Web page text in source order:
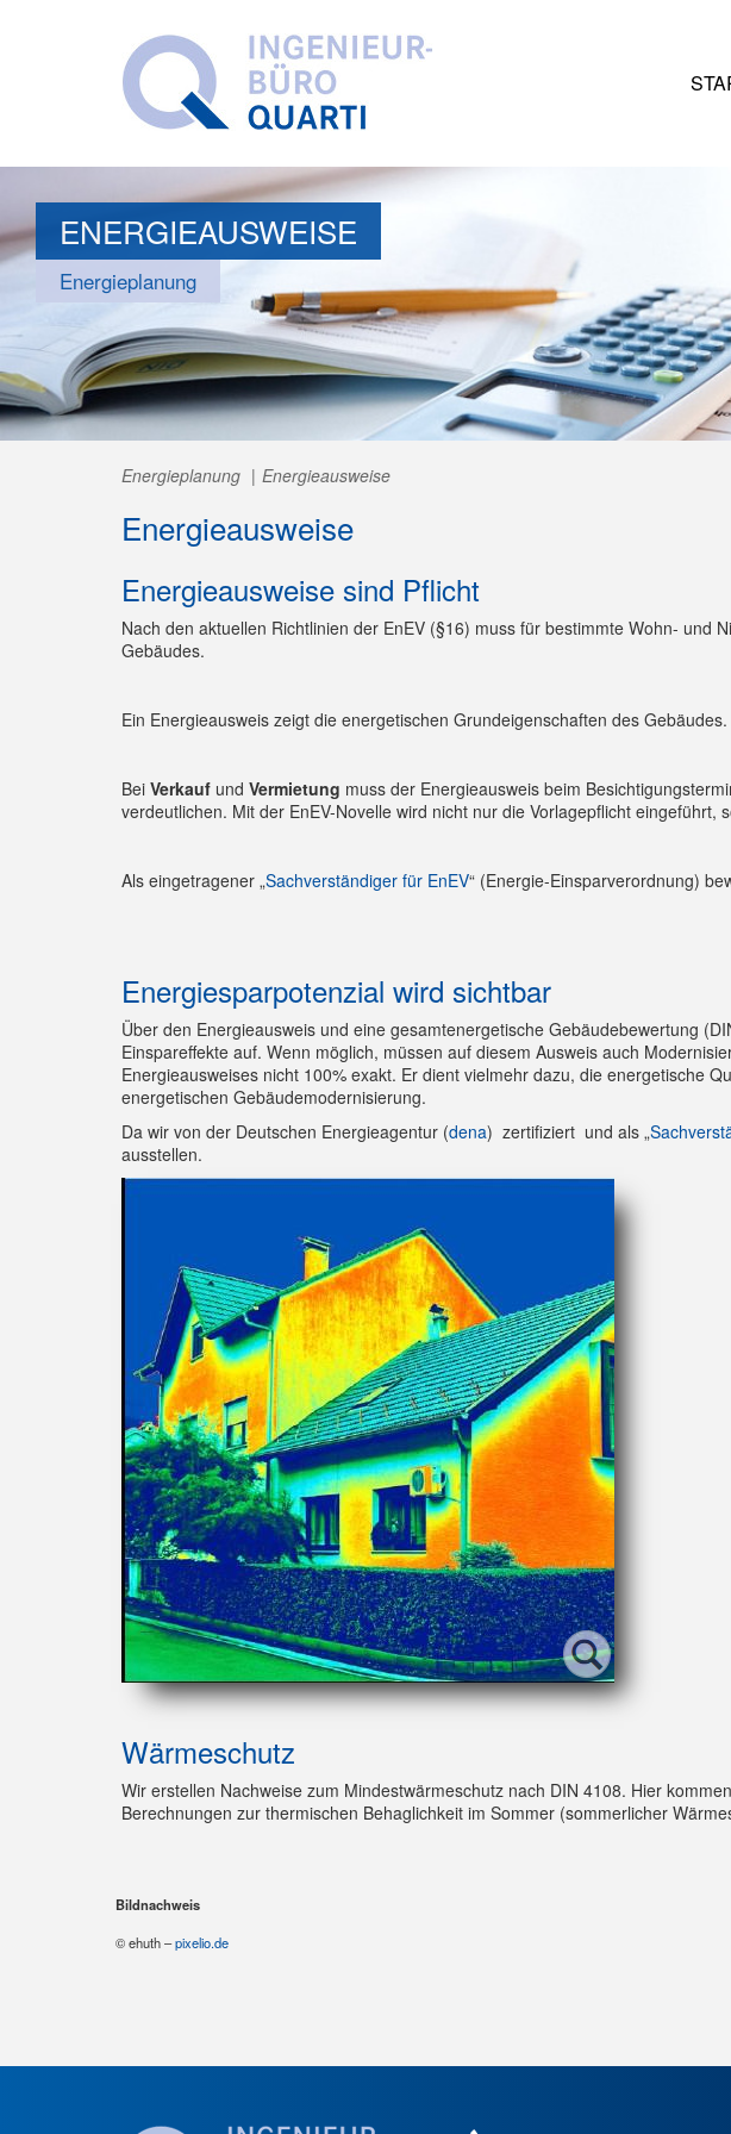
ENERGIEAUSWEISE
Energieplanung
Energieplanung Energieausweise
Energieausweise
Energieausweise sind Pflicht
Nach den aktuellen Richtlinien der EnEV (§16) muss für bestimmte Wohn- und
Gebäudes.
Ein Energieausweis zeigt die energetischen Grundeigenschaften des
Bei Verkauf und Vermietung muss der Energieausweis beim
verdeutlichen. Mit der EnEV-Novelle wird nicht nur die Vorlagepflicht eingeführt,
Als eingetragener „Sachverständiger für EnEV“ (Energie-Einsparverordnung)
Energiesparpotenzial wird sichtbar
Über den Energieausweis und eine gesamtenergetische Gebäudebewertung
Einspareffekte auf. Wenn möglich, müssen auf diesem Ausweis auch
Energieausweises nicht 100% exakt. Er dient vielmehr dazu, die energetische
energetischen Gebäudemodernisierung.
Da wir von der Deutschen Energieagentur (dena) zertifiziert und als „
ausstellen.
Wärmeschutz
Wir erstellen Nachweise zum Mindestwärmeschutz nach DIN 4108. Hier
Berechnungen zur thermischen Behaglichkeit im Sommer (sommerlicher
Bildnachweis
© ehuth –pixelio.de